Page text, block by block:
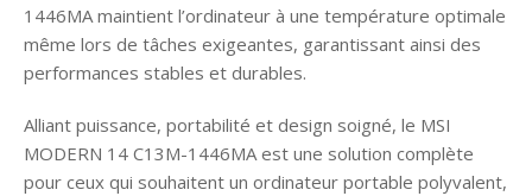
1446MA maintient l’ordinateur à une température optimale
même lors de tâches exigeantes, garantissant ainsi des
performances stables et durables.
Alliant puissance, portabilité et design soigné, le MSI
MODERN 14 C13M-1446MA est une solution complète
pour ceux qui souhaitent un ordinateur portable polyvalent,